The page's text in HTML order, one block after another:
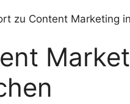
zu Content Marketing